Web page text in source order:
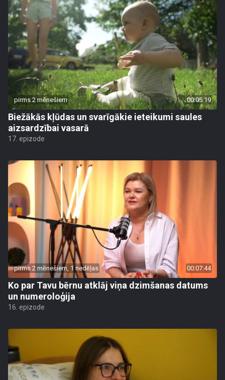
pirms 2 mēnešiem 00:05:19
Biežākās kļūdas un svarīgākie ieteikumi saules
aizsardzībai vasarā
17. epizode
pirms 2 mēnešiem, 1 nedēļas 00:07:44
Ko par Tavu bērnu atklāj viņa dzimšanas datums
un numeroloģija
16. epizode